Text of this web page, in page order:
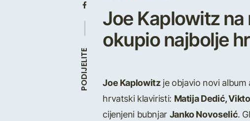
PODIJELITE
Joe Kaplowitz
okupio najbolje
Joe Kaplowitzje objavio novi album
hrvatski klaviristi: Matija Dedić,
cijenjeni bubnjarJanko Novoselić.